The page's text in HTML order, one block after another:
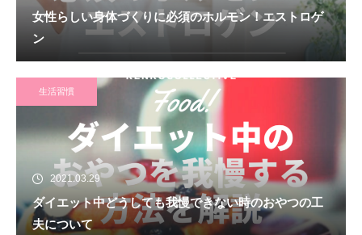
女性らしい身体づくりに必須のホルモン！エストロゲ
ン
生活習慣
2021.03.29
ダイエット中どうしても我慢できない時のおやつの工
夫について